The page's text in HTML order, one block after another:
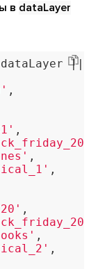
в dataLayer
,
,
,
,
,
,
,